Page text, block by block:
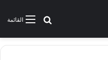
القائمةبحث عن